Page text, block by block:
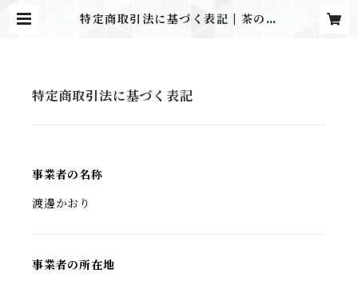
特定商取引法に基づく表記 | 茶の湯
特定商取引法に基づく表記
事業者の名称
渡邊かおり
事業者の所在地